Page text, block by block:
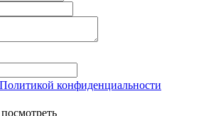
Политикой конфиденциальности